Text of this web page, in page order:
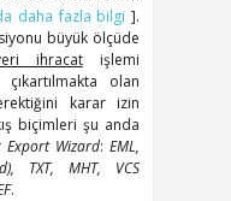
daha fazla bilgi ].
büyük ölçüde
ihracatişlemi
olan
karar izin
biçimleri şu anda
Export Wizard: EML,
TXT, MHT, VCS
.